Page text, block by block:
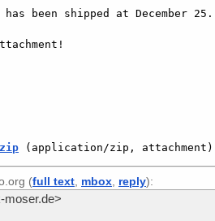
been shipped at December 25.
(application/zip, attachment)]
(full text, mbox, reply):
moser.de>